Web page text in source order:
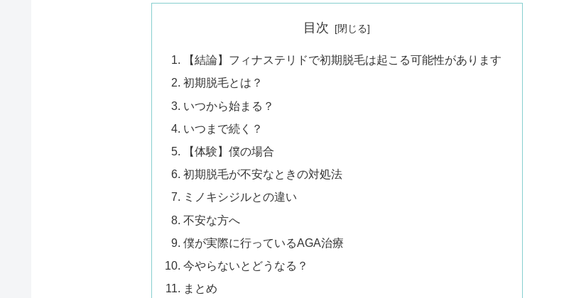
目次
【結論】フィナステリドで初期脱毛は起こる可能性があります
初期脱毛とは？
いつから始まる？
いつまで続く？
【体験】僕の場合
初期脱毛が不安なときの対処法
ミノキシジルとの違い
不安な方へ
僕が実際に行っているAGA治療
今やらないとどうなる？
まとめ